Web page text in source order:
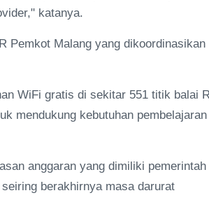
katanya.
Pemkot Malang yang dikoordinasikan
WiFi gratis di sekitar 551 titik balai
mendukung kebutuhan pembelajaran
anggaran yang dimiliki pemerintah
berakhirnya masa darurat